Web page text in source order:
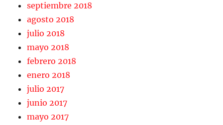
septiembre 2018
agosto 2018
julio 2018
mayo 2018
febrero 2018
enero 2018
julio 2017
junio 2017
mayo 2017